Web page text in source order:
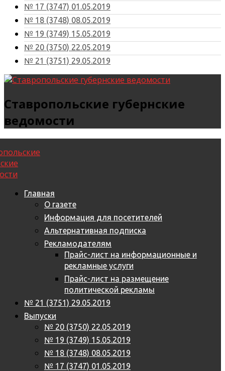
№ 17 (3747) 01.05.2019
№ 18 (3748) 08.05.2019
№ 19 (3749) 15.05.2019
№ 20 (3750) 22.05.2019
№ 21 (3751) 29.05.2019
Ставропольские губернские
ведомости
Главная
О газете
Информация для посетителей
Альтернативная подписка
Рекламодателям
Прайс-лист на информационные и
рекламные услуги
Прайс-лист на размещение
политической рекламы
№ 21 (3751) 29.05.2019
Выпуски
№ 20 (3750) 22.05.2019
№ 19 (3749) 15.05.2019
№ 18 (3748) 08.05.2019
№ 17 (3747) 01.05.2019